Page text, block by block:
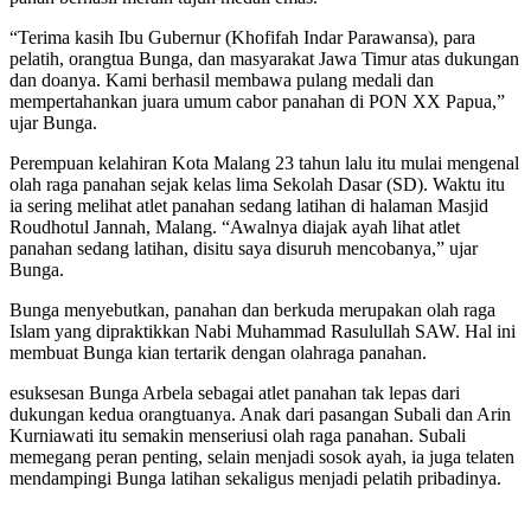
“Terima kasih Ibu Gubernur (Khofifah Indar Parawansa), para
pelatih, orangtua Bunga, dan masyarakat Jawa Timur atas dukungan
dan doanya. Kami berhasil membawa pulang medali dan
mempertahankan juara umum cabor panahan di PON XX Papua,”
ujar Bunga.
Perempuan kelahiran Kota Malang 23 tahun lalu itu mulai mengenal
olah raga panahan sejak kelas lima Sekolah Dasar (SD). Waktu itu
ia sering melihat atlet panahan sedang latihan di halaman Masjid
Roudhotul Jannah, Malang. “Awalnya diajak ayah lihat atlet
panahan sedang latihan, disitu saya disuruh mencobanya,” ujar
Bunga.
Bunga menyebutkan, panahan dan berkuda merupakan olah raga
Islam yang dipraktikkan Nabi Muhammad Rasulullah SAW. Hal ini
membuat Bunga kian tertarik dengan olahraga panahan.
esuksesan Bunga Arbela sebagai atlet panahan tak lepas dari
dukungan kedua orangtuanya. Anak dari pasangan Subali dan Arin
Kurniawati itu semakin menseriusi olah raga panahan. Subali
memegang peran penting, selain menjadi sosok ayah, ia juga telaten
mendampingi Bunga latihan sekaligus menjadi pelatih pribadinya.